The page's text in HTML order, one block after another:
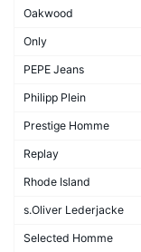
Oakwood
Only
PEPE Jeans
Philipp Plein
Prestige Homme
Replay
Rhode Island
s.Oliver Lederjacke
Selected Homme